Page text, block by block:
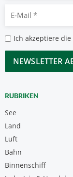
Mail
*
*
Ich akzeptiere die
CAPTCHA
RUBRIKEN
See
Land
Luft
Bahn
Binnenschiff